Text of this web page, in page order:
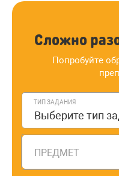
Сложно
Попробуйте
ТИП ЗАДАНИЯ
Выберите тип
ПРЕДМЕТ